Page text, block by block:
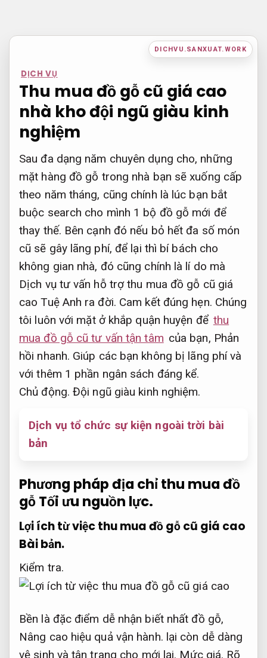
nội
DICHVU.SANXUAT.WORK
DỊCH VỤ
Thu mua đồ gỗ cũ giá cao
nhà kho đội ngũ giàu kinh
nghiệm
Sau đa dạng năm chuyên dụng cho, những
mặt hàng đồ gỗ trong nhà bạn sẽ xuống cấp
theo năm tháng, cũng chính là lúc bạn bắt
buộc search cho mình 1 bộ đồ gỗ mới để
thay thế. Bên cạnh đó nếu bỏ hết đa số món
cũ sẽ gây lãng phí, để lại thì bí bách cho
không gian nhà, đó cũng chính là lí do mà
Dịch vụ tư vấn hỗ trợ thu mua đồ gỗ cũ giá
cao Tuệ Anh ra đời. Cam kết đúng hẹn. Chúng
tôi luôn với mặt ở khắp quận huyện để thu
mua đồ gỗ cũ tư vấn tận tâm của bạn, Phản
hồi nhanh. Giúp các bạn không bị lãng phí và
với thêm 1 phần ngân sách đáng kể.
Chủ động. Đội ngũ giàu kinh nghiệm.
Dịch vụ tổ chức sự kiện ngoài trời bài
bản
Phương pháp địa chỉ thu mua đồ
gỗTối ưu nguồn lực.
Lợi ích từ việc thu mua đồ gỗ cũ giá cao
Bài bản.
Kiểm tra.
Bền là đặc điểm dễ nhận biết nhất đồ gỗ,
Nâng cao hiệu quả vận hành. lại còn dễ dàng
vệ sinh và tân trang cho mới lại. Mức giá. Rõ